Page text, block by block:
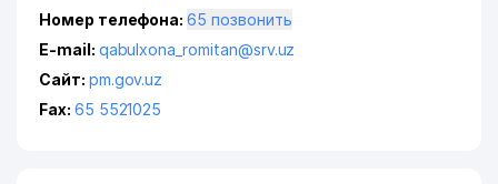
Номер телефона:
65 позвонить
E-mail: qabulxona_romitan@srv.uz
Сайт: pm.gov.uz
Fax: 65 5521025